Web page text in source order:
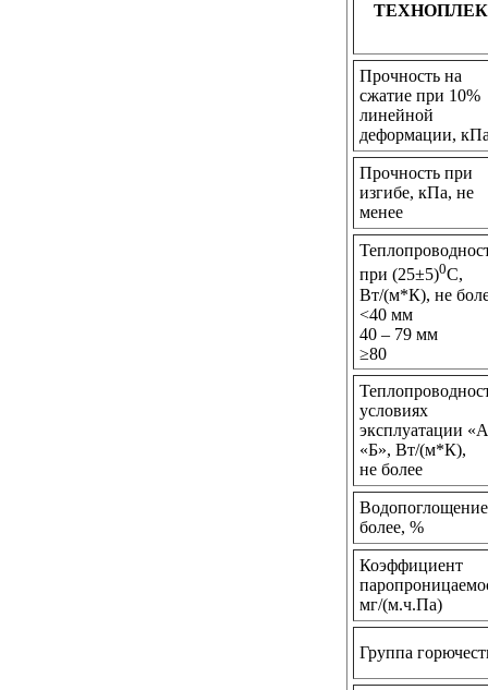
Прочность на
сжатие при 10%
линейной
деформации,
Прочность при
изгибе, кПа, не
менее
при (25±5)0С,
Вт/(м*К), не
<40 мм
40 – 79 мм
≥80
условиях
эксплуатации
«Б», Вт/(м*К),
не более
более, %
Коэффициент
мг/(м.ч.Па)
Группа